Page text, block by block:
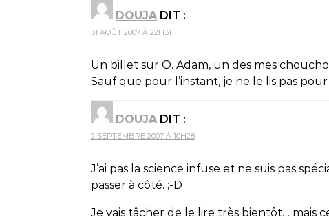
DOUJA DIT :
31 AOÛT 2007 À 22H31
Un billet sur O. Adam, un des mes
Sauf que pour l’instant, je ne le lis pas
DOUJA DIT :
2 SEPTEMBRE 2007 À 10H28
J’ai pas la science infuse et ne suis pas
passer à côté. ;-D
Je vais tâcher de le lire très bientôt… mais